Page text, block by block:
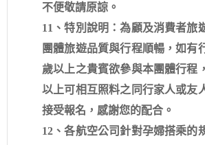
不便敬請原諒。
11、特別說明：為顧及消費者旅
團體旅遊品質與行程順暢，如有
歲以上之貴賓欲參與本團體行程
以上可相互照料之同行家人或友
接受報名，感謝您的配合。
12、各航空公司針對孕婦搭乘的